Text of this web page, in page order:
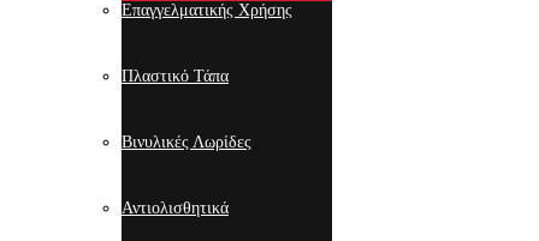
Επαγγελματικής Χρήσης
Πλαστικό Τάπα
Βινυλικές Λωρίδες
Αντιολισθητικά